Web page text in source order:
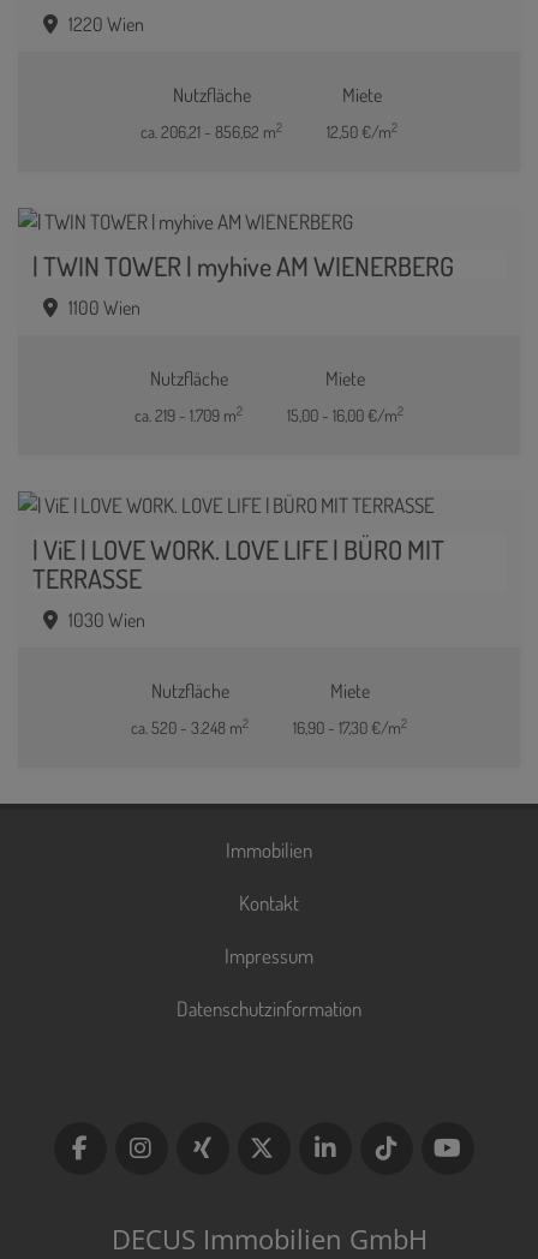
1220 Wien
Nutzfläche
ca. 206,21 - 856,62 m2
Miete
12,50 €/m2
| TWIN TOWER | myhive AM WIENERBERG
1100 Wien
Nutzfläche
ca. 219 - 1.709 m2
Miete
15,00 - 16,00 €/m2
| ViE | LOVE WORK. LOVE LIFE | BÜRO MIT
TERRASSE
1030 Wien
Nutzfläche
ca. 520 - 3.248 m2
Miete
16,90 - 17,30 €/m2
Immobilien
Kontakt
Impressum
Datenschutzinformation
DECUS Immobilien GmbH